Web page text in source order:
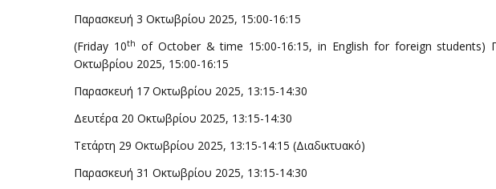
Παρασκευή 3 Οκτωβρίου 2025, 15:00-16:15
(Friday 10th of October & time 15:00-16:15, in English for foreign students)
Οκτωβρίου 2025, 15:00-16:15
Παρασκευή 17 Οκτωβρίου 2025, 13:15-14:30
Δευτέρα 20 Οκτωβρίου 2025, 13:15-14:30
Τετάρτη 29 Οκτωβρίου 2025, 13:15-14:15 (Διαδικτυακό)
Παρασκευή 31 Οκτωβρίου 2025, 13:15-14:30